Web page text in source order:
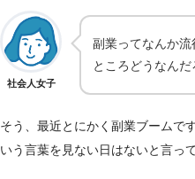
社会人女子
副業ってなんか
ところどうなんだ
そう、最近とにかく副業ブームで
いう言葉を見ない日はないと言っ